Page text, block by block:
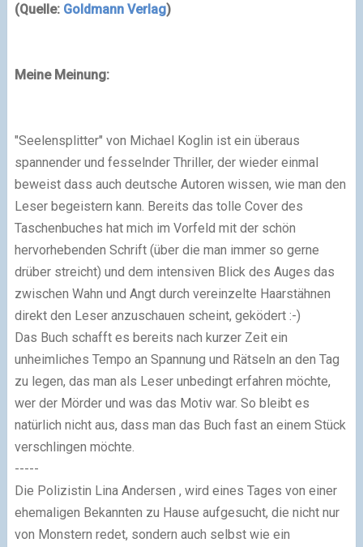
(Quelle: Goldmann Verlag)
Meine Meinung:
"Seelensplitter" von Michael Koglin ist ein überaus
spannender und fesselnder Thriller, der wieder einmal
beweist dass auch deutsche Autoren wissen, wie man den
Leser begeistern kann. Bereits das tolle Cover des
Taschenbuches hat mich im Vorfeld mit der schön
hervorhebenden Schrift (über die man immer so gerne
drüber streicht) und dem intensiven Blick des Auges das
zwischen Wahn und Angt durch vereinzelte Haarstähnen
direkt den Leser anzuschauen scheint, geködert :-)
Das Buch schafft es bereits nach kurzer Zeit ein
unheimliches Tempo an Spannung und Rätseln an den Tag
zu legen, das man als Leser unbedingt erfahren möchte,
wer der Mörder und was das Motiv war. So bleibt es
natürlich nicht aus, dass man das Buch fast an einem Stück
verschlingen möchte.
-----
Die Polizistin Lina Andersen , wird eines Tages von einer
ehemaligen Bekannten zu Hause aufgesucht, die nicht nur
von Monstern redet, sondern auch selbst wie ein